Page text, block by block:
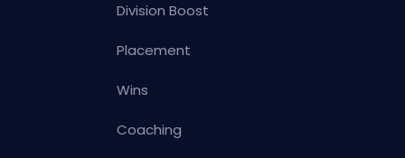
Division Boost
Placement
Wins
Coaching